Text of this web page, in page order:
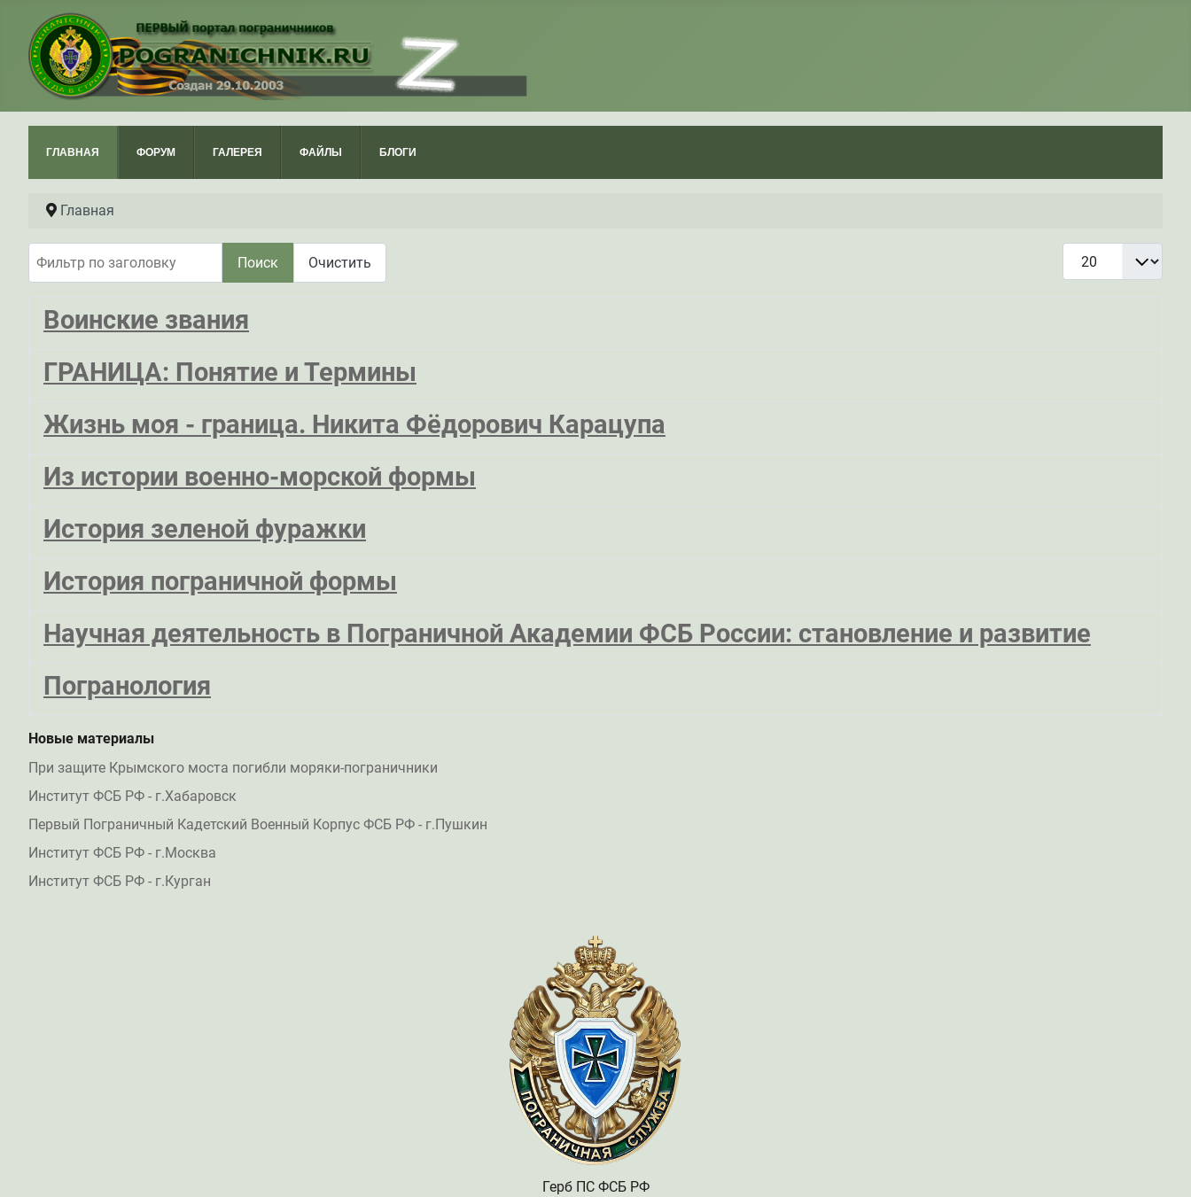
ГЛАВНАЯ ФОРУМ ГАЛЕРЕЯ ФАЙЛЫ БЛОГИ
Главная
Поиск Очистить
Кол-во строк:
Воинские звания
ГРАНИЦА: Понятие и Термины
Жизнь моя - граница. Никита Фёдорович Карацупа
Из истории военно-морской формы
История зеленой фуражки
История пограничной формы
Научная деятельность в Пограничной Академии ФСБ России: становление и развитие
Погранология
Новые материалы
При защите Крымского моста погибли моряки-пограничники
Институт ФСБ РФ - г.Хабаровск
Первый Пограничный Кадетский Военный Корпус ФСБ РФ - г.Пушкин
Институт ФСБ РФ - г.Москва
Институт ФСБ РФ - г.Курган
Герб ПС ФСБ РФ